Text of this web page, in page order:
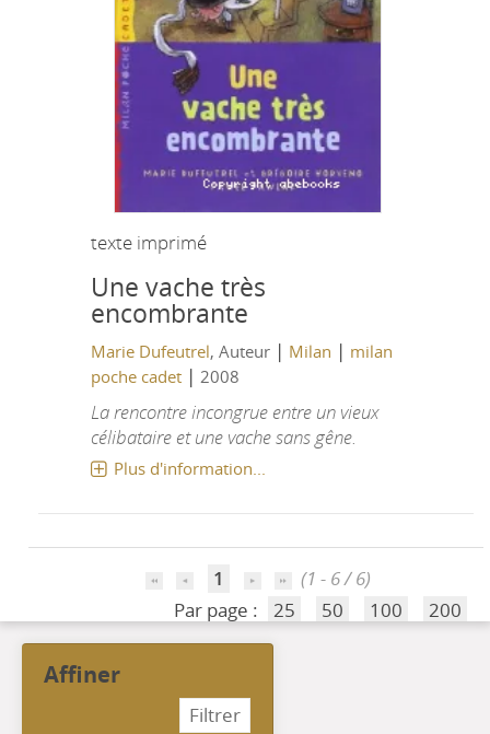
texte imprimé
Une vache très
encombrante
Marie Dufeutrel, Auteur | Milan | milan
poche cadet| 2008
La rencontre incongrue entre un vieux
célibataire et une vache sans gêne.
Plus d'information...
1
(1 - 6 / 6)
Par page :
25 50 100 200
affiner